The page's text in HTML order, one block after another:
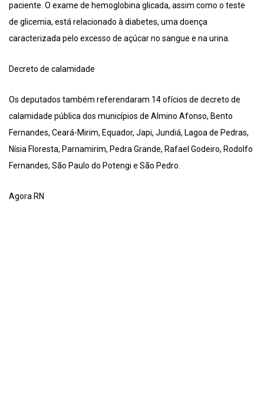
paciente. O exame de hemoglobina glicada, assim como o teste
de glicemia, está relacionado à diabetes, uma doença
caracterizada pelo excesso de açúcar no sangue e na urina.
Decreto de calamidade
Os deputados também referendaram 14 ofícios de decreto de
calamidade pública dos municípios de Almino Afonso, Bento
Fernandes, Ceará-Mirim, Equador, Japi, Jundiá, Lagoa de Pedras,
Nísia Floresta, Parnamirim, Pedra Grande, Rafael Godeiro, Rodolfo
Fernandes, São Paulo do Potengi e São Pedro.
Agora RN